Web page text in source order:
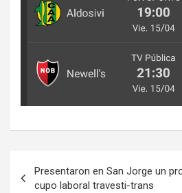
de
Presentaron en San Jorge un
cupo laboral travesti-trans